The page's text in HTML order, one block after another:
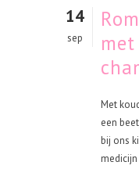
14
sep
Met
een
bij ons